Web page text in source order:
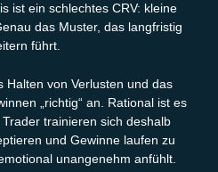
ist ein schlechtes CRV: kleine
das Muster, das langfristig
führt.
Halten von Verlusten und das
„richtig“ an. Rational ist es
trainieren sich deshalb
und Gewinne laufen zu
unangenehm anfühlt.